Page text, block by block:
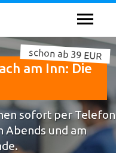
am Inn: Die
schon ab 39 EUR
sofort per Telefon
Abends und am